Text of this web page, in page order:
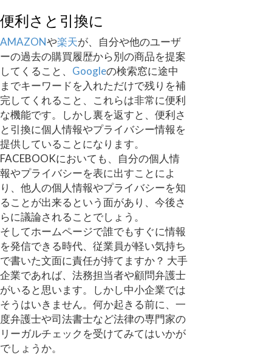
便利さと引換に
AMAZONや楽天が、自分や他のユーザ
ーの過去の購買履歴から別の商品を提案
してくること、 Googleの検索窓に途中
までキーワードを入れただけで残りを補
完してくれること、これらは非常に便利
な機能です。しかし裏を返すと、便利さ
と引換に個人情報やプライバシー情報を
提供していることになります。
FACEBOOKにおいても、自分の個人情
報やプライバシーを表に出すことによ
り、他人の個人情報やプライバシーを知
ることが出来るという面があり、今後さ
らに議論されることでしょう。
そしてホームページで誰でもすぐに情報
を発信できる時代、従業員が軽い気持ち
で書いた文面に責任が持てますか？ 大手
企業であれば、法務担当者や顧問弁護士
がいると思います。しかし中小企業では
そうはいきません。何か起きる前に、一
度弁護士や司法書士など法律の専門家の
リーガルチェックを受けてみてはいかが
でしょうか。